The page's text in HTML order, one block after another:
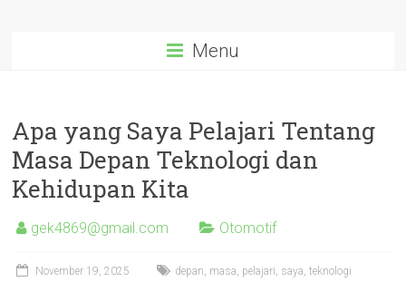
Menu
Apa yang Saya Pelajari Tentang
Masa Depan Teknologi dan
Kehidupan Kita
gek4869@gmail.com Otomotif
November 19, 2025 depan, masa, pelajari, saya,teknologi